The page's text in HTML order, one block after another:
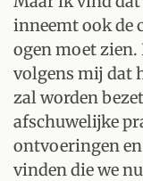
inneemt ook de
ogen moet zien.
volgens mij dat
zal worden
afschuwelijke
ontvoeringen
vinden die we